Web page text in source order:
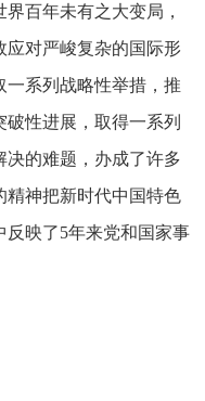
百年未有之大变局，
应对严峻复杂的国际形
系列战略性举措，推
性进展，取得一系列
的难题，办成了许多
精神把新时代中国特色
映了5年来党和国家事